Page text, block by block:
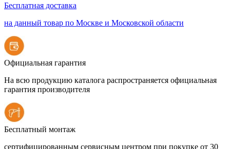
Бесплатная доставка
на данный товар по Москве и Московской области
Официальная гарантия
На всю продукцию каталога распространяется официальная
гарантия производителя
Бесплатный монтаж
сертифицированным сервисным центром при покупке от 30